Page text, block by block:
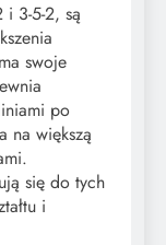
i 3-5-2, są
swoje
po
na większą
się do tych
i